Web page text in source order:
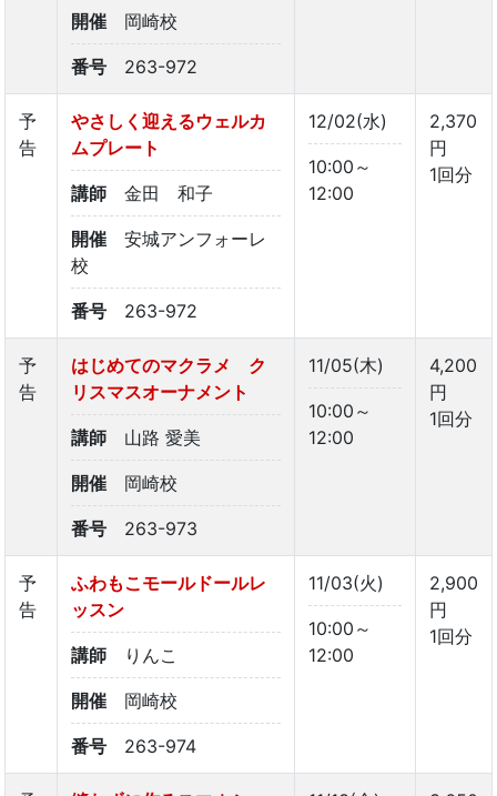
開催 岡崎校
番号 263-972
予
告
やさしく迎えるウェルカ
ムプレート
講師 金田 和子
開催
安城アンフォーレ
校
番号 263-972
12/02(水)
10:00～
12:00
2,370
円
1回分
予
告
はじめてのマクラメ ク
リスマスオーナメント
講師 山路 愛美
開催 岡崎校
番号 263-973
11/05(木)
10:00～
12:00
4,200
円
1回分
予
告
ふわもこモールドールレ
ッスン
講師 りんこ
開催 岡崎校
番号 263-974
11/03(火)
10:00～
12:00
2,900
円
1回分